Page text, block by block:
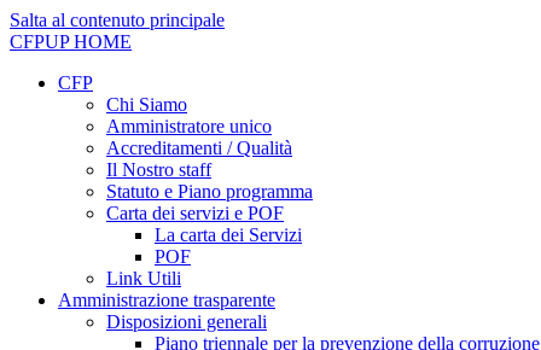
Salta al contenuto principale
CFPUPHOME
CFP
Chi Siamo
Amministratore unico
Accreditamenti / Qualità
Il Nostro staff
Statuto e Piano programma
Carta dei servizi e POF
La carta dei Servizi
POF
Link Utili
Amministrazione trasparente
Disposizioni generali
Piano triennale per la prevenzione della